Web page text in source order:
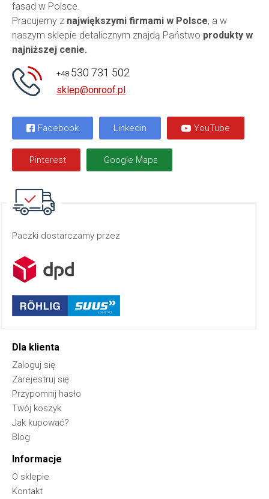
fasad w Polsce.
Pracujemy z największymi firmami w Polsce, a w
naszym sklepie detalicznym znajdą Państwo produkty w
najniższej cenie.
+48 530 731 502
sklep@onroof.pl
Facebook Linkedin YouTube
Pinterest Google Maps
Paczki dostarczamy przez
Dla klienta
Zaloguj się
Zarejestruj się
Przypomnij hasło
Twój koszyk
Jak kupować?
Blog
Informacje
O sklepie
Kontakt